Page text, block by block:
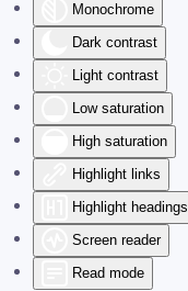
Monochrome
Dark contrast
Light contrast
Low saturation
High saturation
Highlight links
Highlight headings
Screen reader
Read mode